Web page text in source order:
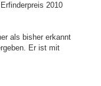
2010
als bisher erkannt
Er ist mit